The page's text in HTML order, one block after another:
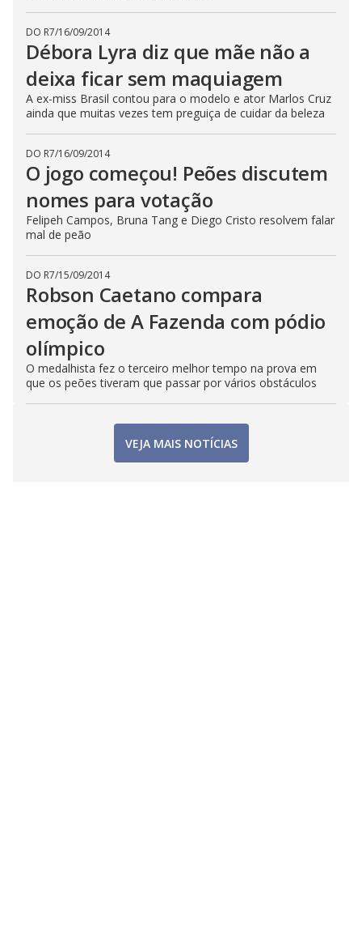
DO R7/16/09/2014
Débora Lyra diz que mãe não a
deixa ficar sem maquiagem
A ex-miss Brasil contou para o modelo e ator Marlos Cruz
ainda que muitas vezes tem preguiça de cuidar da beleza
DO R7/16/09/2014
O jogo começou! Peões discutem
nomes para votação
Felipeh Campos, Bruna Tang e Diego Cristo resolvem falar
mal de peão
DO R7/15/09/2014
Robson Caetano compara
emoção de A Fazenda com pódio
olímpico
O medalhista fez o terceiro melhor tempo na prova em
que os peões tiveram que passar por vários obstáculos
VEJA MAIS NOTÍCIAS